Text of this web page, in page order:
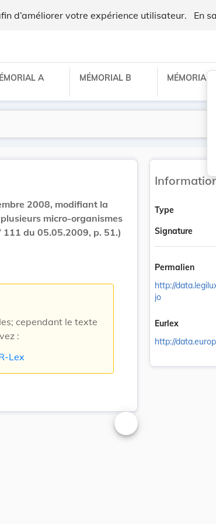
d’améliorer votre expérience utilisateur. En
A MÉMORIAL B MÉMORIAL C
2008, modifiant la
micro-organismes
du 05.05.2009, p. 51.)
cependant le texte
:
Lex
Changer la taille du texte
Type
Signature
Permalien
http://
jo
Eurlex
http://